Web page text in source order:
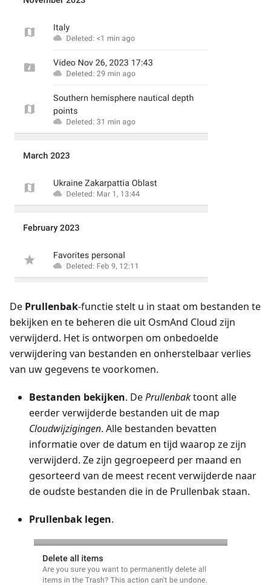
De Prullenbak-functie stelt u in staat om bestanden te
bekijken en te beheren die uit OsmAnd Cloud zijn
verwijderd. Het is ontworpen om onbedoelde
verwijdering van bestanden en onherstelbaar verlies
van uw gegevens te voorkomen.
Bestanden bekijken. DePrullenbaktoont alle
eerder verwijderde bestanden uit de map
Cloudwijzigingen. Alle bestanden bevatten
informatie over de datum en tijd waarop ze zijn
verwijderd. Ze zijn gegroepeerd per maand en
gesorteerd van de meest recent verwijderde naar
de oudste bestanden die in de Prullenbak staan.
Prullenbak legen.